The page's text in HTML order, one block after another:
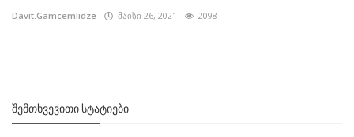
Davit.Gamcemlidze მაისი 26, 2021 2098
ᲨᲔᲛᲗᲮᲕᲔᲕᲘᲗᲘ ᲡᲢᲐᲢᲘᲔᲑᲘ